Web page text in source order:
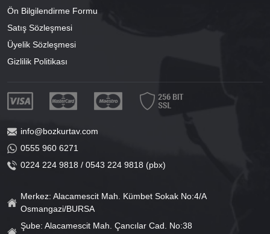
Ön Bilgilendirme Formu
Satış Sözleşmesi
Üyelik Sözleşmesi
Gizlilik Politikası
info@bozkurtav.com
0555 960 6271
0224 224 9818 / 0543 224 9818 (pbx)
Merkez: Alacamescit Mah. Kümbet Sokak No:4/A
Osmangazi/BURSA
Şube: Alacamescit Mah. Çancılar Cad. No:38